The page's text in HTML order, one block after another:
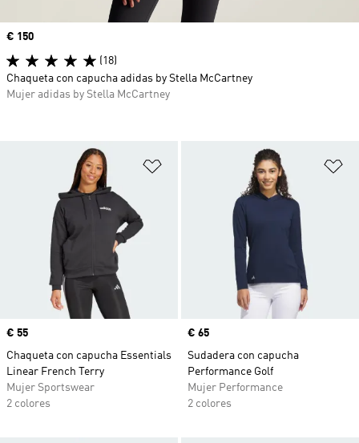
Añadir a la lista de deseos
Precio
€ 55
Chaqueta con capucha Essentials
Linear French Terry
Mujer Sportswear
2 colores
Precio
€ 65
Sudadera con capucha
Performance Golf
Mujer Performance
2 colores
Precio
€ 150
(18)
Chaqueta con capucha adidas by Stella McCartney
Mujer adidas by Stella McCartney